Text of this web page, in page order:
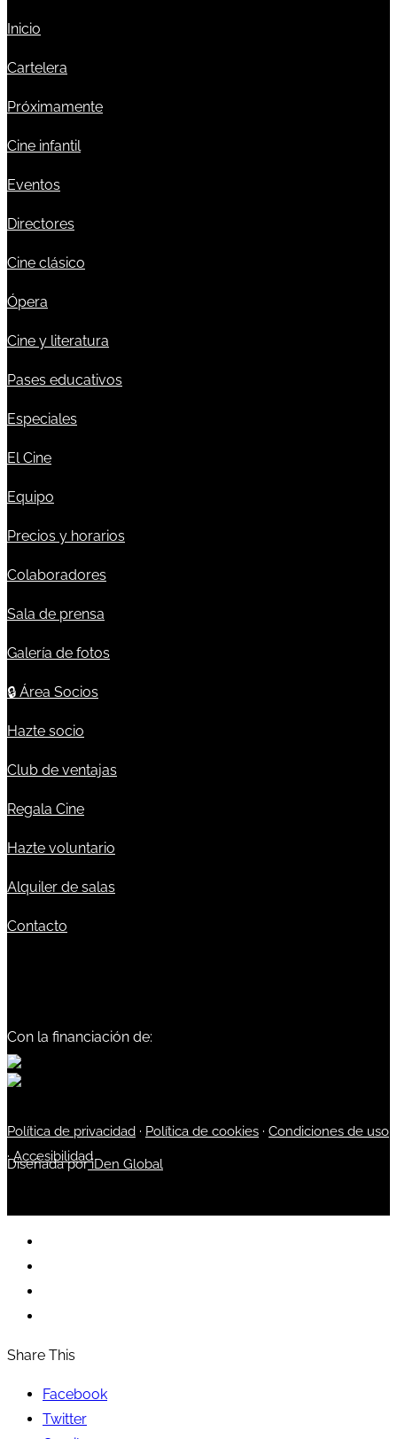
Inicio
Cartelera
Próximamente
Cine infantil
Eventos
Directores
Cine clásico
Ópera
Cine y literatura
Pases educativos
Especiales
El Cine
Equipo
Precios y horarios
Colaboradores
Sala de prensa
Galería de fotos
🔒 Área Socios
Hazte socio
Club de ventajas
Regala Cine
Hazte voluntario
Alquiler de salas
Contacto
Con la financiación de:
Política de privacidad · Política de cookies · Condiciones de uso
·Accesibilidad
Diseñada poriDen Global
Share This
Facebook
Twitter